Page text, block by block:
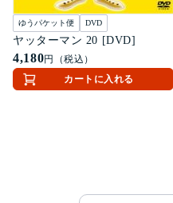
ゆうパケット便 DVD
ヤッターマン 20 [DVD]
4,180円（税込）
カートに入れる